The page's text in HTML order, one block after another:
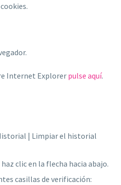
Internet Explorer pulse aquí.
| Limpiar el historial
clic en la flecha hacia abajo.
casillas de verificación: